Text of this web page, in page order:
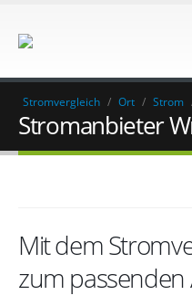
Stromvergleich / Ort / Strom
Stromanbieter
Mit dem
zum passenden